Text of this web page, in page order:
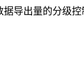
据导出量的分级控